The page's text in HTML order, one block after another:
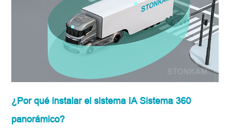
¿Por qué instalar el sistema IA Sistema 360
panorámico?